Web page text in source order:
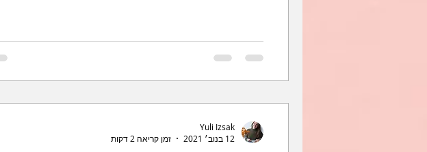
Yuli Izsak
12 בנוב׳ 2021
זמן קריאה 2 דקות